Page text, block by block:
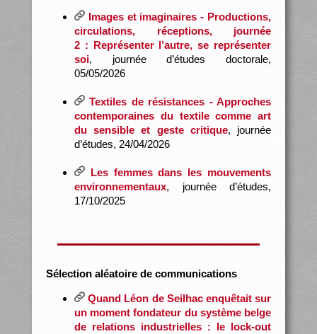
Images et imaginaires - Productions,
circulations, réceptions, journée
2 : Représenter l’autre, se représenter
soi, journée d’études doctorale,
05/05/2026
Textiles de résistances - Approches
contemporaines du textile comme art
du sensible et geste critique, journée
d’études, 24/04/2026
Les femmes dans les mouvements
environnementaux, journée d’études,
17/10/2025
Sélection aléatoire de communications
Quand Léon de Seilhac enquêtait sur
un moment fondateur du système belge
de relations industrielles : le lock-out